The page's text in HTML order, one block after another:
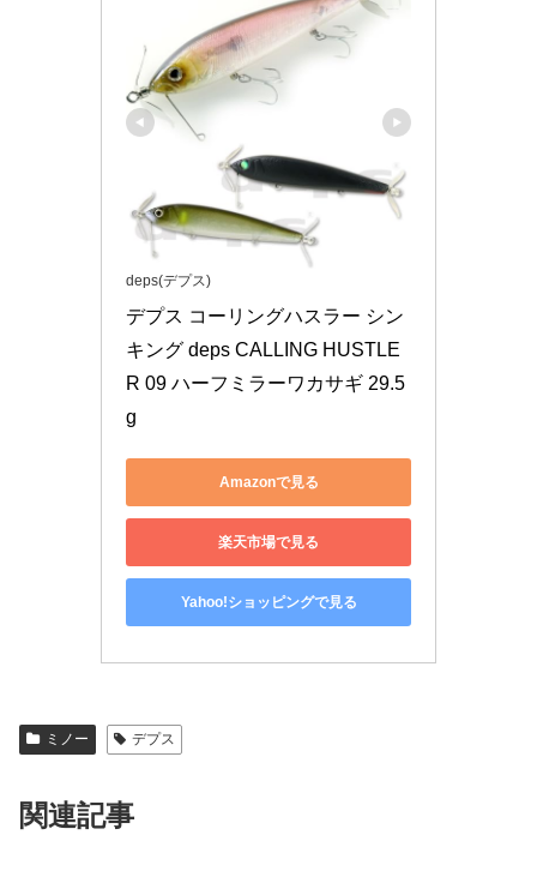
deps(デプス)
デプス コーリングハスラー シン
キング deps CALLING HUSTLE
R 09 ハーフミラーワカサギ 29.5
g
Amazonで見る
楽天市場で見る
Yahoo!ショッピングで見る
ミノー デプス
関連記事